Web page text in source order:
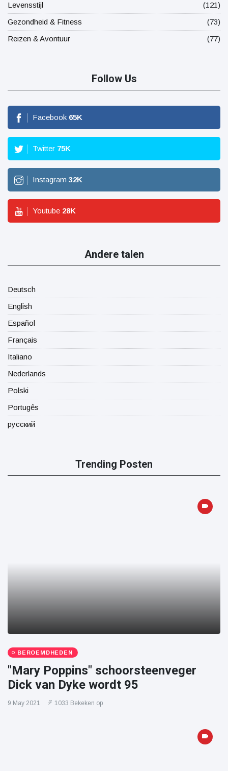
Levensstijl
(121)
Gezondheid & Fitness
(73)
Reizen & Avontuur
(77)
Follow Us
Facebook 65K
Twitter 75K
Instagram 32K
Youtube 28K
Andere talen
Deutsch
English
Español
Français
Italiano
Nederlands
Polski
Portugês
русский
Trending Posten
BEROEMDHEDEN
"Mary Poppins" schoorsteenveger
Dick van Dyke wordt 95
9 May 2021 1033 Bekeken op